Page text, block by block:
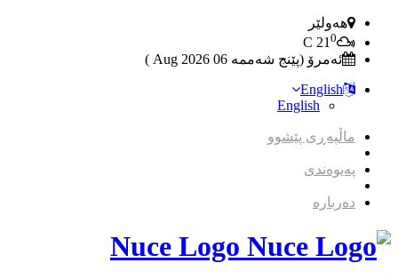
هەولێر
21 0
ئەمرۆ (پێنج شەممە 06 2026 Aug )
English
English
ماڵپەڕی پێشوو
پەیوەندی
دەربارە
Nuce Logo